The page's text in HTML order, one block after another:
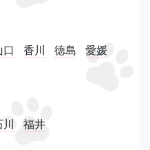
口 香川 徳島
愛媛
福井